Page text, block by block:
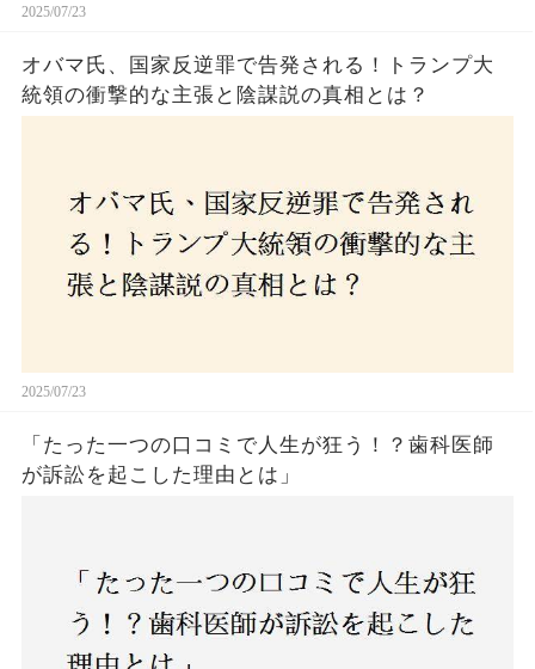
2025/07/23
オバマ氏、国家反逆罪で告発される！トランプ大
統領の衝撃的な主張と陰謀説の真相とは？
2025/07/23
「たった一つの口コミで人生が狂う！？歯科医師
が訴訟を起こした理由とは」